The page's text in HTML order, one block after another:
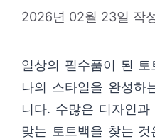
2026년 02월 23일 작
일상의 필수품이 된
나의 스타일을 완성하
니다. 수많은 디자인
맞는 토트백을 찾는